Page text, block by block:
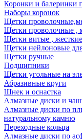
Коронки и балеринки
Наборы коронок
Щетки
Щетки проволочные ,
Щетки витые , жесткие
Щетки нейлоновые
Щетки ручные
Подшипники
Щетки угольные на
Абразивные круги
Шнек и оснастка
Алмазные диски и
Алмазные диски по
натуральному камню
Переходные кольца
Алмазные диски по